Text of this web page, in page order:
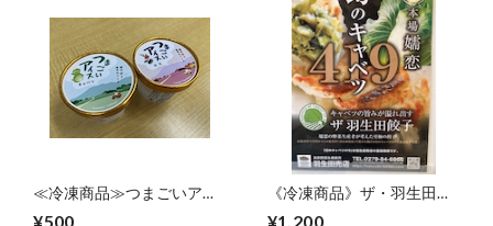
≪冷凍商品≫つまごいアイ
¥500
《冷凍商品》ザ・羽生田餃
¥1,200